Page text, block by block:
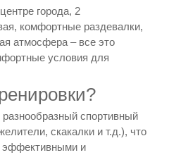
города, 2
комфортные раздевалки,
атмосфера – все это
условия для
спортивный
скакалки и т.д.), что
эффективными и